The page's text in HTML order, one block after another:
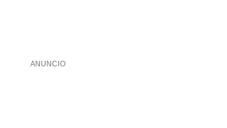
ANUNCIO